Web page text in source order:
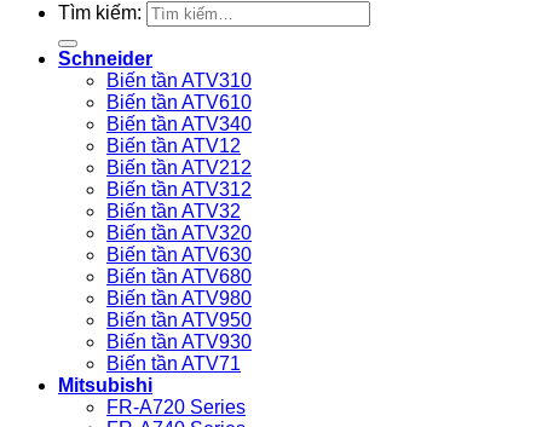
Tìm kiếm:
Schneider
Biến tần ATV310
Biến tần ATV610
Biến tần ATV340
Biến tần ATV12
Biến tần ATV212
Biến tần ATV312
Biến tần ATV32
Biến tần ATV320
Biến tần ATV630
Biến tần ATV680
Biến tần ATV980
Biến tần ATV950
Biến tần ATV930
Biến tần ATV71
Mitsubishi
FR-A720 Series